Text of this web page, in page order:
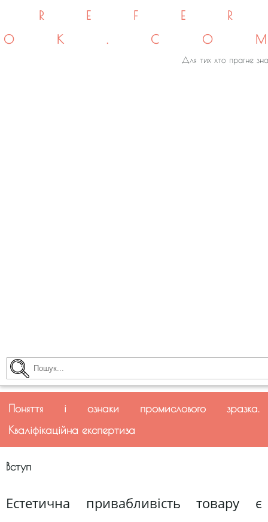
Для тих хто прагне
Поняття і ознаки промислового зразка.
Кваліфікаційна експертиза
Вступ
Естетична привабливість товару є